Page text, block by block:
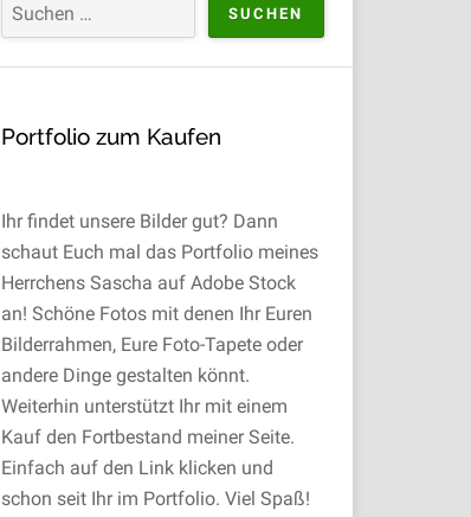
Portfolio zum Kaufen
Ihr findet unsere Bilder gut? Dann
schaut Euch mal das Portfolio meines
Herrchens Sascha auf Adobe Stock
an! Schöne Fotos mit denen Ihr Euren
Bilderrahmen, Eure Foto-Tapete oder
andere Dinge gestalten könnt.
Weiterhin unterstützt Ihr mit einem
Kauf den Fortbestand meiner Seite.
Einfach auf den Link klicken und
schon seit Ihr im Portfolio. Viel Spaß!